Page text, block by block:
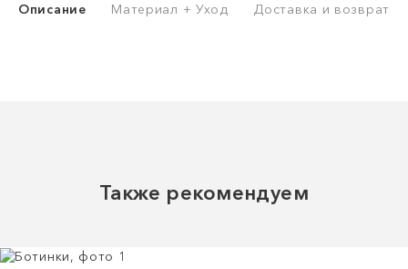
Описание Материал + Уход Доставка и возврат
Также рекомендуем